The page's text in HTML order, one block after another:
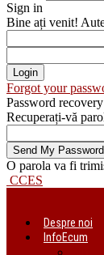
Sign in
Bine ați venit!
Forgot your
Password recovery
Recuperați-vă
O parola va fi
CCES
Despre noi
InfoEcum